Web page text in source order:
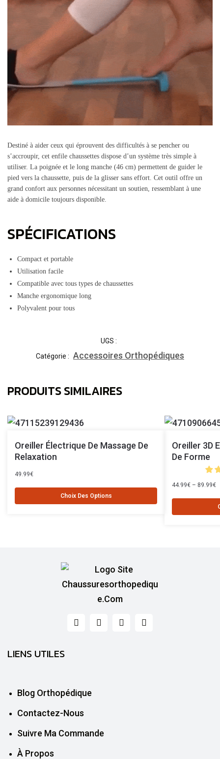
Destiné à aider ceux qui éprouvent des difficultés à se pencher ou
s’accroupir, cet enfile chaussettes dispose d’un système très simple à
utiliser. La poignée et le long manche (46 cm) permettent de guider le
pied vers la chaussette, puis de la glisser sans effort. Cet outil offre un
grand confort aux personnes nécessitant un soutien, ressemblant à une
aide à domicile toujours disponible.
SPÉCIFICATIONS
Compact et portable
Utilisation facile
Compatible avec tous types de chaussettes
Manche ergonomique long
Polyvalent pour tous
UGS :
Catégorie : Accessoires Orthopédiques
PRODUITS SIMILAIRES
Oreiller Électrique De Massage De
Relaxation
49.99€
Choix Des Options
Oreiller 3D
De Forme
44.99€ – 89.99€
LIENS UTILES
Blog Orthopédique
Contactez-Nous
Suivre Ma Commande
À Propos